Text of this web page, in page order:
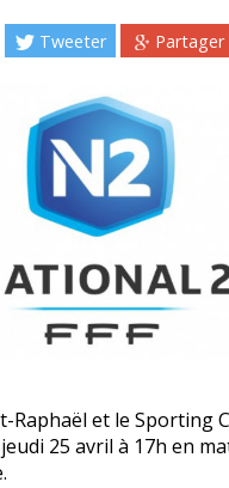
Tweeter Partager
Raphaël et le Sporting
25 avril à 17h en